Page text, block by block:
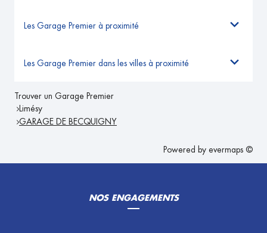
Les Garage Premier à proximité
Les Garage Premier dans les villes à proximité
Trouver un Garage Premier
Limésy
GARAGE DE BECQUIGNY
Powered by evermaps ©
NOS ENGAGEMENTS